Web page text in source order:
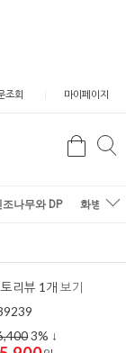
조회 마이페이지
검
조나무와 DP 화병/화
리뷰 1개보기
3% ↓